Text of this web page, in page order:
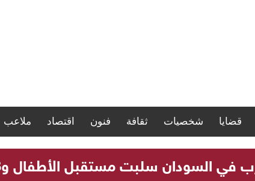
قضايا شخصيات ثقافة فنون اقتصاد ملاعب
سلبت مستقبل الأطفال و8 ملايين منهم خارج المدارس